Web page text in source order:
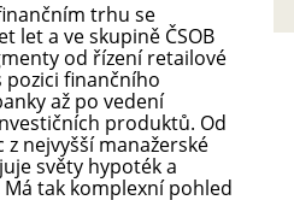
trhu se
let a ve skupině ČSOB
od řízení retailové
pozici finančního
až po vedení
produktů. Od
nejvyšší manažerské
světy hypoték a
tak komplexní pohled